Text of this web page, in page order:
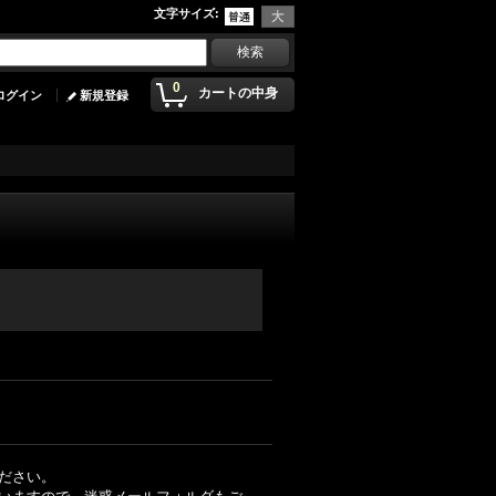
文字サイズ:
0 カートの中身
グイン 新規登録
さい。